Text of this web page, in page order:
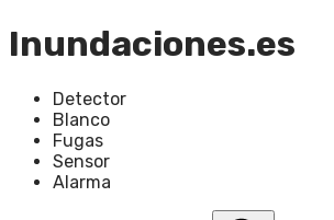
Inundaciones.es
Detector
Blanco
Fugas
Sensor
Alarma